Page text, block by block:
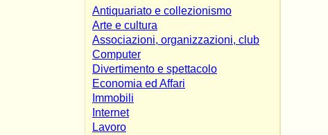
Antiquariato e collezionismo
Arte e cultura
Associazioni, organizzazioni, club
Computer
Divertimento e spettacolo
Economia ed Affari
Immobili
Internet
Lavoro